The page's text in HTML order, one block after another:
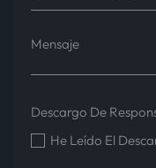
Descargo De
He Leído El